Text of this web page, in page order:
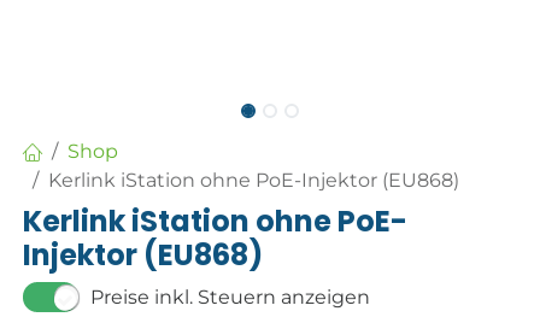
Shop
Kerlink iStation ohne PoE-Injektor (EU868)
Kerlink iStation ohne PoE-
Injektor (EU868)
Preise inkl. Steuern anzeigen